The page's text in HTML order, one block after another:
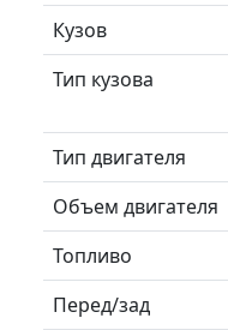
Кузов
Тип кузова
Тип двигателя
Объем двигателя
Топливо
Перед/зад